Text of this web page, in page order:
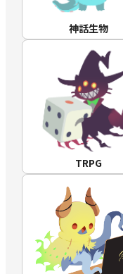
神話生物
TRPG